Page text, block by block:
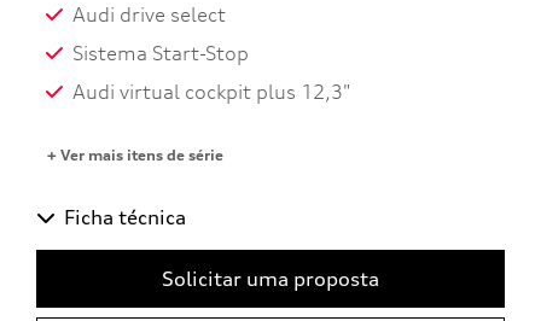
Audi drive select
Sistema Start-Stop
Audi virtual cockpit plus 12,3"
+ Ver mais itens de série
Ficha técnica
Solicitar uma proposta